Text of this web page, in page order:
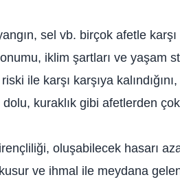
sel vb. birçok afetle karşı
iklim şartları ve yaşam
ile karşı karşıya
dolu, kuraklık gibi afetlerden
oluşabilecek hasarı
ve ihmal ile meydana